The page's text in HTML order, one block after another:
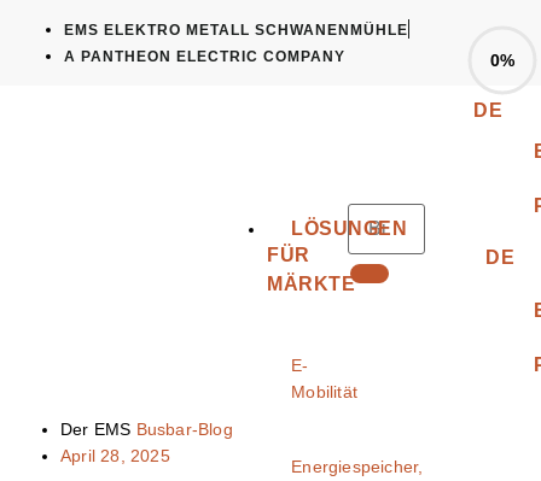
EMS ELEKTRO METALL SCHWANENMÜHLE
A PANTHEON ELECTRIC COMPANY
LÖSUNGEN
FÜR
MÄRKTE
E-
Mobilität
Energiespeicher,
DE
DE
Der EMS Busbar-Blog
April 28, 2025
0%